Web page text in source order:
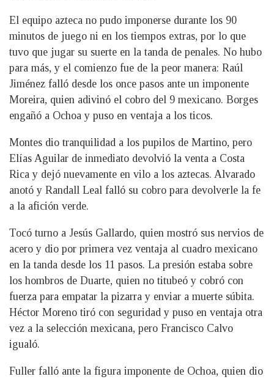
El equipo azteca no pudo imponerse durante los 90
minutos de juego ni en los tiempos extras, por lo que
tuvo que jugar su suerte en la tanda de penales. No hubo
para más, y el comienzo fue de la peor manera: Raúl
Jiménez falló desde los once pasos ante un imponente
Moreira, quien adivinó el cobro del 9 mexicano. Borges
engañó a Ochoa y puso en ventaja a los ticos.
Montes dio tranquilidad a los pupilos de Martino, pero
Elías Aguilar de inmediato devolvió la venta a Costa
Rica y dejó nuevamente en vilo a los aztecas. Alvarado
anotó y Randall Leal falló su cobro para devolverle la fe
a la afición verde.
Tocó turno a Jesús Gallardo, quien mostró sus nervios de
acero y dio por primera vez ventaja al cuadro mexicano
en la tanda desde los 11 pasos. La presión estaba sobre
los hombros de Duarte, quien no titubeó y cobró con
fuerza para empatar la pizarra y enviar a muerte súbita.
Héctor Moreno tiró con seguridad y puso en ventaja otra
vez a la selección mexicana, pero Francisco Calvo
igualó.
Fuller falló ante la figura imponente de Ochoa, quien dio